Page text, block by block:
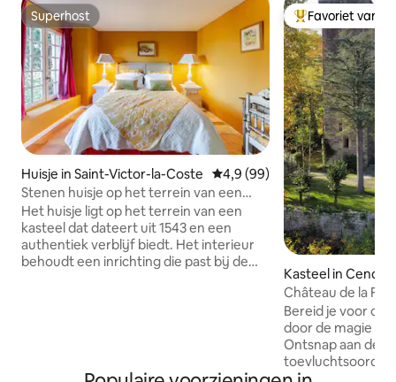
Superhost
Superhost
Huisje in Saint-Victor-la-Coste Gemiddelde beoordeling van
4,9 (99)
Stenen huisje op het terrein van een
16e-eeuws kasteel
Het huisje ligt op het terrein van een
kasteel dat dateert uit 1543 en een
authentiek verblijf biedt. Het interieur
behoudt een inrichting die past bij de
Topfavoriet van
Favoriet van
Kasteel in
Bereid je voor
door de magie
Ontsnap aan de
toevluchtsoord
in de prachtige